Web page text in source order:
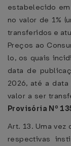
estabelecido
no valor de 1%
transferidos e
Preços ao
lo, os quais
data de
2026, até a
valor a ser
Provisória Nº
Art. 13. Uma
respectivas